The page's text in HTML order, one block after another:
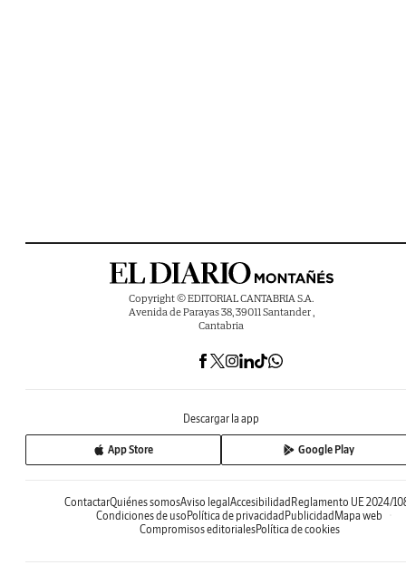
Copyright © EDITORIAL CANTABRIA S.A.
Avenida de Parayas 38, 39011 Santander ,
Cantabria
Descargar la app
App Store Google Play
ContactarQuiénes somosAviso legalAccesibilidadReglamento UE 2024/
Condiciones de usoPolítica de privacidadPublicidadMapa web
Compromisos editorialesPolítica de cookies